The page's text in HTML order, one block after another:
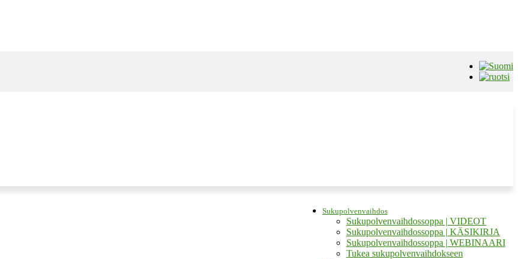
Sukupolvenvaihdos
Sukupolvenvaihdossoppa | VIDEOT
Sukupolvenvaihdossoppa | KÄSIKIRJA
Sukupolvenvaihdossoppa | WEBINAARI
Tukea sukupolvenvaihdokseen